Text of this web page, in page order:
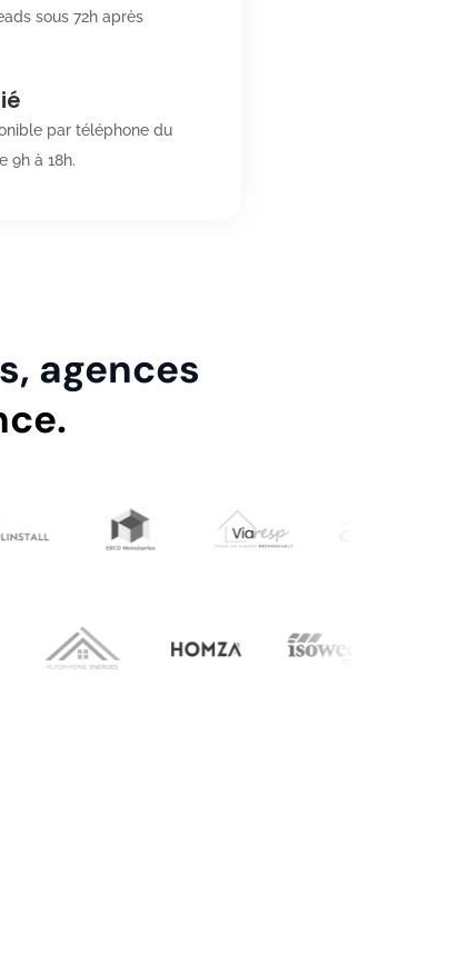
sous 72h après
par téléphone du
9h à 18h.
agences